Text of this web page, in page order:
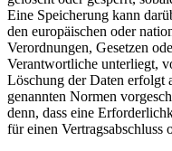
Eine Speicherung kann
den europäischen oder
Verordnungen, Gesetzen
Verantwortliche unterliegt,
Löschung der Daten erfolgt
genannten Normen
denn, dass eine
für einen Vertragsabschluss